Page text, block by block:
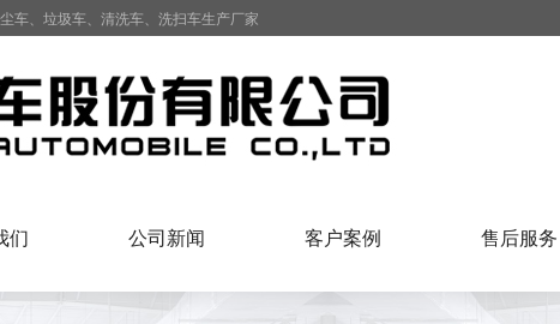
车、垃圾车、清洗车、洗扫车生产厂家
们 公司新闻 客户案例 售后服务